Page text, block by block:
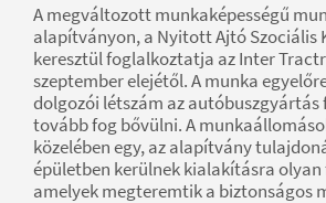
A megváltozott munkaképességű
alapítványon, a Nyitott Ajtó Szociális
keresztül foglalkoztatja az Inter
szeptember elejétől. A munka
dolgozói létszám az
tovább fog bővülni. A
közelében egy, az alapítvány
épületben kerülnek kialakításra
amelyek megteremtik a biztonságos